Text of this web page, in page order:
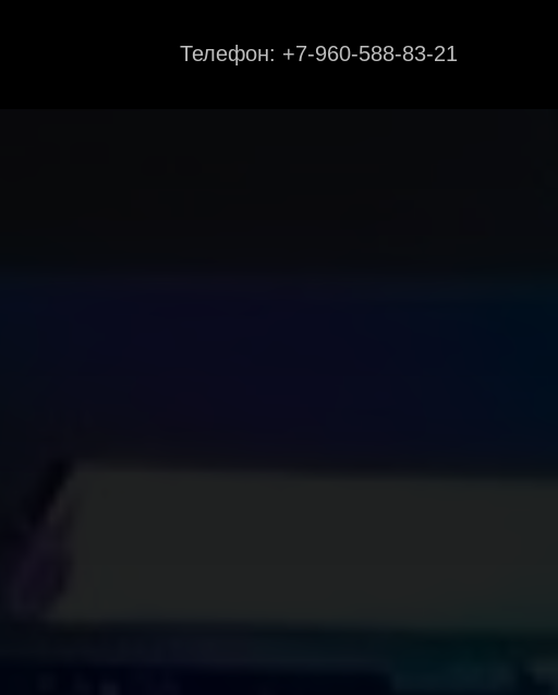
Телефон: +7-960-588-83-21